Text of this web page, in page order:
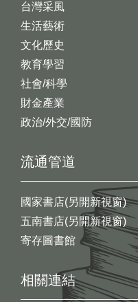
台灣采風
生活藝術
文化歷史
教育學習
社會/科學
財金產業
政治/外交/國防
流通管道
國家書店(另開新視窗)
五南書店(另開新視窗)
寄存圖書館
相關連結